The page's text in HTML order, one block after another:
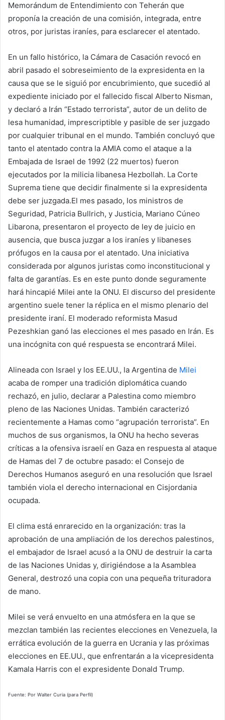
Memorándum de Entendimiento con Teherán que
proponía la creación de una comisión, integrada, entre
otros, por juristas iraníes, para esclarecer el atentado.
En un fallo histórico, la Cámara de Casación revocó en
abril pasado el sobreseimiento de la expresidenta en la
causa que se le siguió por encubrimiento, que sucedió al
expediente iniciado por el fallecido fiscal Alberto Nisman,
y declaró a Irán “Estado terrorista”, autor de un delito de
lesa humanidad, imprescriptible y pasible de ser juzgado
por cualquier tribunal en el mundo. También concluyó que
tanto el atentado contra la AMIA como el ataque a la
Embajada de Israel de 1992 (22 muertos) fueron
ejecutados por la milicia libanesa Hezbollah. La Corte
Suprema tiene que decidir finalmente si la expresidenta
debe ser juzgada.El mes pasado, los ministros de
Seguridad, Patricia Bullrich, y Justicia, Mariano Cúneo
Libarona, presentaron el proyecto de ley de juicio en
ausencia, que busca juzgar a los iraníes y libaneses
prófugos en la causa por el atentado. Una iniciativa
considerada por algunos juristas como inconstitucional y
falta de garantías. Es en este punto donde seguramente
hará hincapié Milei ante la ONU. El discurso del presidente
argentino suele tener la réplica en el mismo plenario del
presidente iraní. El moderado reformista Masud
Pezeshkian ganó las elecciones el mes pasado en Irán. Es
una incógnita con qué respuesta se encontrará Milei.
Alineada con Israel y los EE.UU., la Argentina de Milei
acaba de romper una tradición diplomática cuando
rechazó, en julio, declarar a Palestina como miembro
pleno de las Naciones Unidas. También caracterizó
recientemente a Hamas como “agrupación terrorista”. En
muchos de sus organismos, la ONU ha hecho severas
críticas a la ofensiva israelí en Gaza en respuesta al ataque
de Hamas del 7 de octubre pasado: el Consejo de
Derechos Humanos aseguró en una resolución que Israel
también viola el derecho internacional en Cisjordania
ocupada.
El clima está enrarecido en la organización: tras la
aprobación de una ampliación de los derechos palestinos,
el embajador de Israel acusó a la ONU de destruir la carta
de las Naciones Unidas y, dirigiéndose a la Asamblea
General, destrozó una copia con una pequeña trituradora
de mano.
Milei se verá envuelto en una atmósfera en la que se
mezclan también las recientes elecciones en Venezuela, la
errática evolución de la guerra en Ucrania y las próximas
elecciones en EE.UU., que enfrentarán a la vicepresidenta
Kamala Harris con el expresidente Donald Trump.
Fuente: Por Walter Curia (para Perfil)